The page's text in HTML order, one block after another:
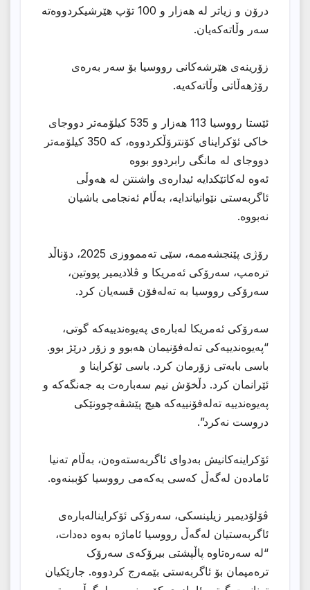
درۆن و زیاتر لە هەزار و 100 تۆپ هێرشیکردووەتە
سەر وڵاتەکەیان.
زۆرینەی هێرشەکانی رووسیا بۆ سەر بەرەی
رۆژهەڵاتی وڵاتەکەیە.
ئێستا رووسیا 113 هەزار و 535 کیلۆمەتر دووجای
خاکی ئۆکراینای کۆنترۆڵکردووە، کە 350 کیلۆمەتر
دووجای لە مانگی رابردوو بووە
ئەوە لەکاتێکدایە ئیدارەی واشنتن لە هەوڵی
ئاگربەستی نێوانیاندایە، بەڵام ئەنجامی باشیان
نەبووە.
رۆژی پێنجشەممە، سێی تەممووزی 2025، دۆناڵد
ترەمپ، سەرۆکی ئەمریکا و ڤلادیمیر پووتین،
سەرۆکی رووسیا بە تەلەفۆن قسەیان کرد.
سەرۆکی ئەمریکا لەبارەی پەیوەندییەکە گوتی،
“پەیوەندییەکی تەلەفۆنیمان هەبوو و زۆر درێژ بوو.
باسی بابەتی زۆرمان کرد. باسی ئۆکراینا و
ئێرانمان کرد. دڵخۆش نیم سەبارەت بە جەنگەکە و
پەیوەندییە تەلەفۆنییەکە هیچ پێشڤەچوونێکی
دروست نەکرد”.
ئۆکراینەکانیش بەدوای ئاگربەستەوەن، بەڵام تەنیا
ئامادەن لەگەڵ کەسی یەکەمی رووسیا کۆببنەوە.
ڤۆلۆدیمیر زیلینسکی، سەرۆکی ئۆکراینالەبارەی
ئاگربەستیان لەگەڵ رووسیا ئاماژە بەوە دەدات،
“لە سەرەتاوە پاڵپشتی بیرۆکەی سەرۆک
ترەمپمان بۆ ئاگربەستی بێمەرج کردووە. جارێکیان